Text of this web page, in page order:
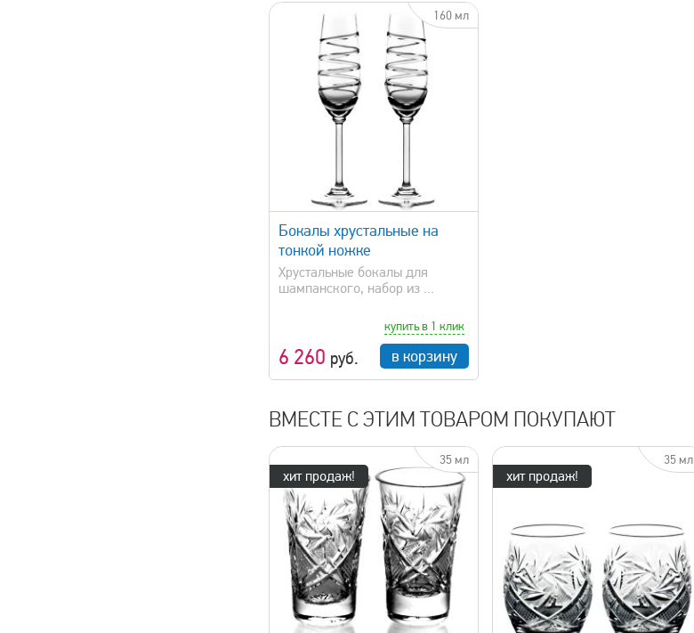
160 мл
Бокалы хрустальные на
тонкой ножке
Xрустальные бокалы для
шампанского, набор из ...
6 260 руб.
купить в 1 клик
в корзину
ВМЕСТЕ С ЭТИМ ТОВАРОМ ПОКУПАЮТ
хит продаж!
35 мл
хит продаж!
35 мл